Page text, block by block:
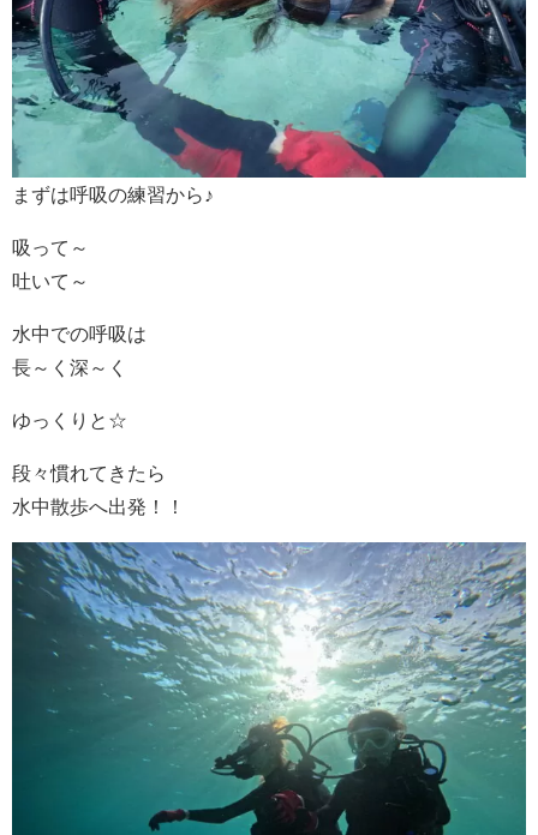
まずは呼吸の練習から♪
吸って～
吐いて～
水中での呼吸は
長～く深～く
ゆっくりと☆
段々慣れてきたら
水中散歩へ出発！！